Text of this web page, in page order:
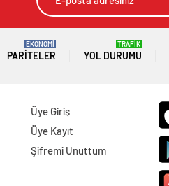
PARITELER
EKONOMİ
YOL DURUMU
TRAFİK
Üye Giriş
Üye Kayıt
Şifremi Unuttum